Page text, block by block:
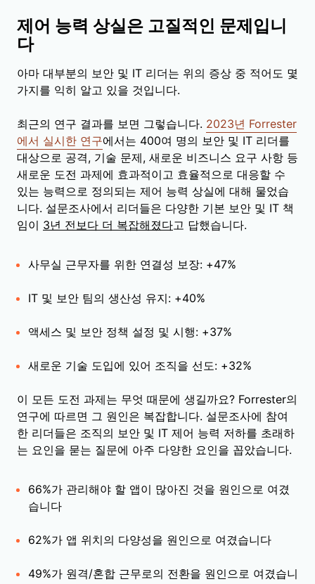
제어 능력 상실은 고질적인 문제입니
다
아마 대부분의 보안 및 IT 리더는 위의 증상 중 적어도 몇
가지를 익히 알고 있을 것입니다.
최근의 연구 결과를 보면 그렇습니다. 2023년 Forrester
에서 실시한 연구에서는 400여 명의 보안 및 IT 리더를
대상으로 공격, 기술 문제, 새로운 비즈니스 요구 사항 등
새로운 도전 과제에 효과적이고 효율적으로 대응할 수
있는 능력으로 정의되는 제어 능력 상실에 대해 물었습
니다. 설문조사에서 리더들은 다양한 기본 보안 및 IT 책
임이 3년 전보다 더 복잡해졌다고 답했습니다.
사무실 근무자를 위한 연결성 보장: +47%
IT 및 보안 팀의 생산성 유지: +40%
액세스 및 보안 정책 설정 및 시행: +37%
새로운 기술 도입에 있어 조직을 선도: +32%
이 모든 도전 과제는 무엇 때문에 생길까요? Forrester의
연구에 따르면 그 원인은 복잡합니다. 설문조사에 참여
한 리더들은 조직의 보안 및 IT 제어 능력 저하를 초래하
는 요인을 묻는 질문에 아주 다양한 요인을 꼽았습니다.
66%가 관리해야 할 앱이 많아진 것을 원인으로 여겼
습니다
62%가 앱 위치의 다양성을 원인으로 여겼습니다
49%가 원격/혼합 근무로의 전환을 원인으로 여겼습니